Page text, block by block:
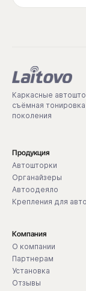
Каркасные
съёмная
поколения
Продукция
Автошторки
Органайзеры
Автоодеяло
Крепления для
Компания
О компании
Партнерам
Установка
Отзывы